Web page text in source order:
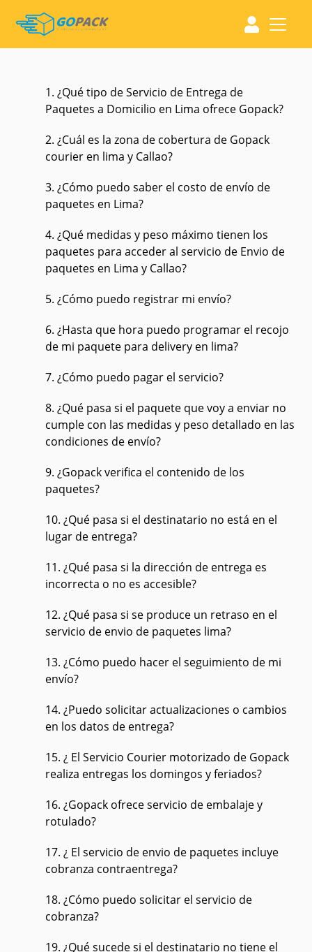
1. ¿Qué tipo de Servicio de Entrega de
Paquetes a Domicilio en Lima ofrece Gopack?
2. ¿Cuál es la zona de cobertura de Gopack
courier en lima y Callao?
3. ¿Cómo puedo saber el costo de envío de
paquetes en Lima?
4. ¿Qué medidas y peso máximo tienen los
paquetes para acceder al servicio de Envio de
paquetes en Lima y Callao?
5. ¿Cómo puedo registrar mi envío?
6. ¿Hasta que hora puedo programar el recojo
de mi paquete para delivery en lima?
7. ¿Cómo puedo pagar el servicio?
8. ¿Qué pasa si el paquete que voy a enviar no
cumple con las medidas y peso detallado en las
condiciones de envío?
9. ¿Gopack verifica el contenido de los
paquetes?
10. ¿Qué pasa si el destinatario no está en el
lugar de entrega?
11. ¿Qué pasa si la dirección de entrega es
incorrecta o no es accesible?
12. ¿Qué pasa si se produce un retraso en el
servicio de envio de paquetes lima?
13. ¿Cómo puedo hacer el seguimiento de mi
envío?
14. ¿Puedo solicitar actualizaciones o cambios
en los datos de entrega?
15. ¿ El Servicio Courier motorizado de Gopack
realiza entregas los domingos y feriados?
16. ¿Gopack ofrece servicio de embalaje y
rotulado?
17. ¿ El servicio de envio de paquetes incluye
cobranza contraentrega?
18. ¿Cómo puedo solicitar el servicio de
cobranza?
19. ¿Qué sucede si el destinatario no tiene el